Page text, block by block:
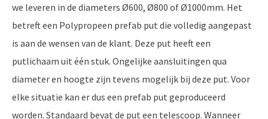
we leveren in de diameters Ø600, Ø800 of Ø1000mm. Het
betreft een Polypropeen prefab put die volledig aangepast
is aan de wensen van de klant. Deze put heeft een
putlichaam uit één stuk. Ongelijke aansluitingen qua
diameter en hoogte zijn tevens mogelijk bij deze put. Voor
elke situatie kan er dus een prefab put geproduceerd
worden. Standaard bevat de put een telescoop. Wanneer